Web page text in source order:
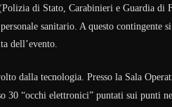
di Stato, Carabinieri e Guardia di
sanitario. A questo contingente
dell’evento.
dalla tecnologia. Presso la Sala
30 “occhi elettronici” puntati sui punti